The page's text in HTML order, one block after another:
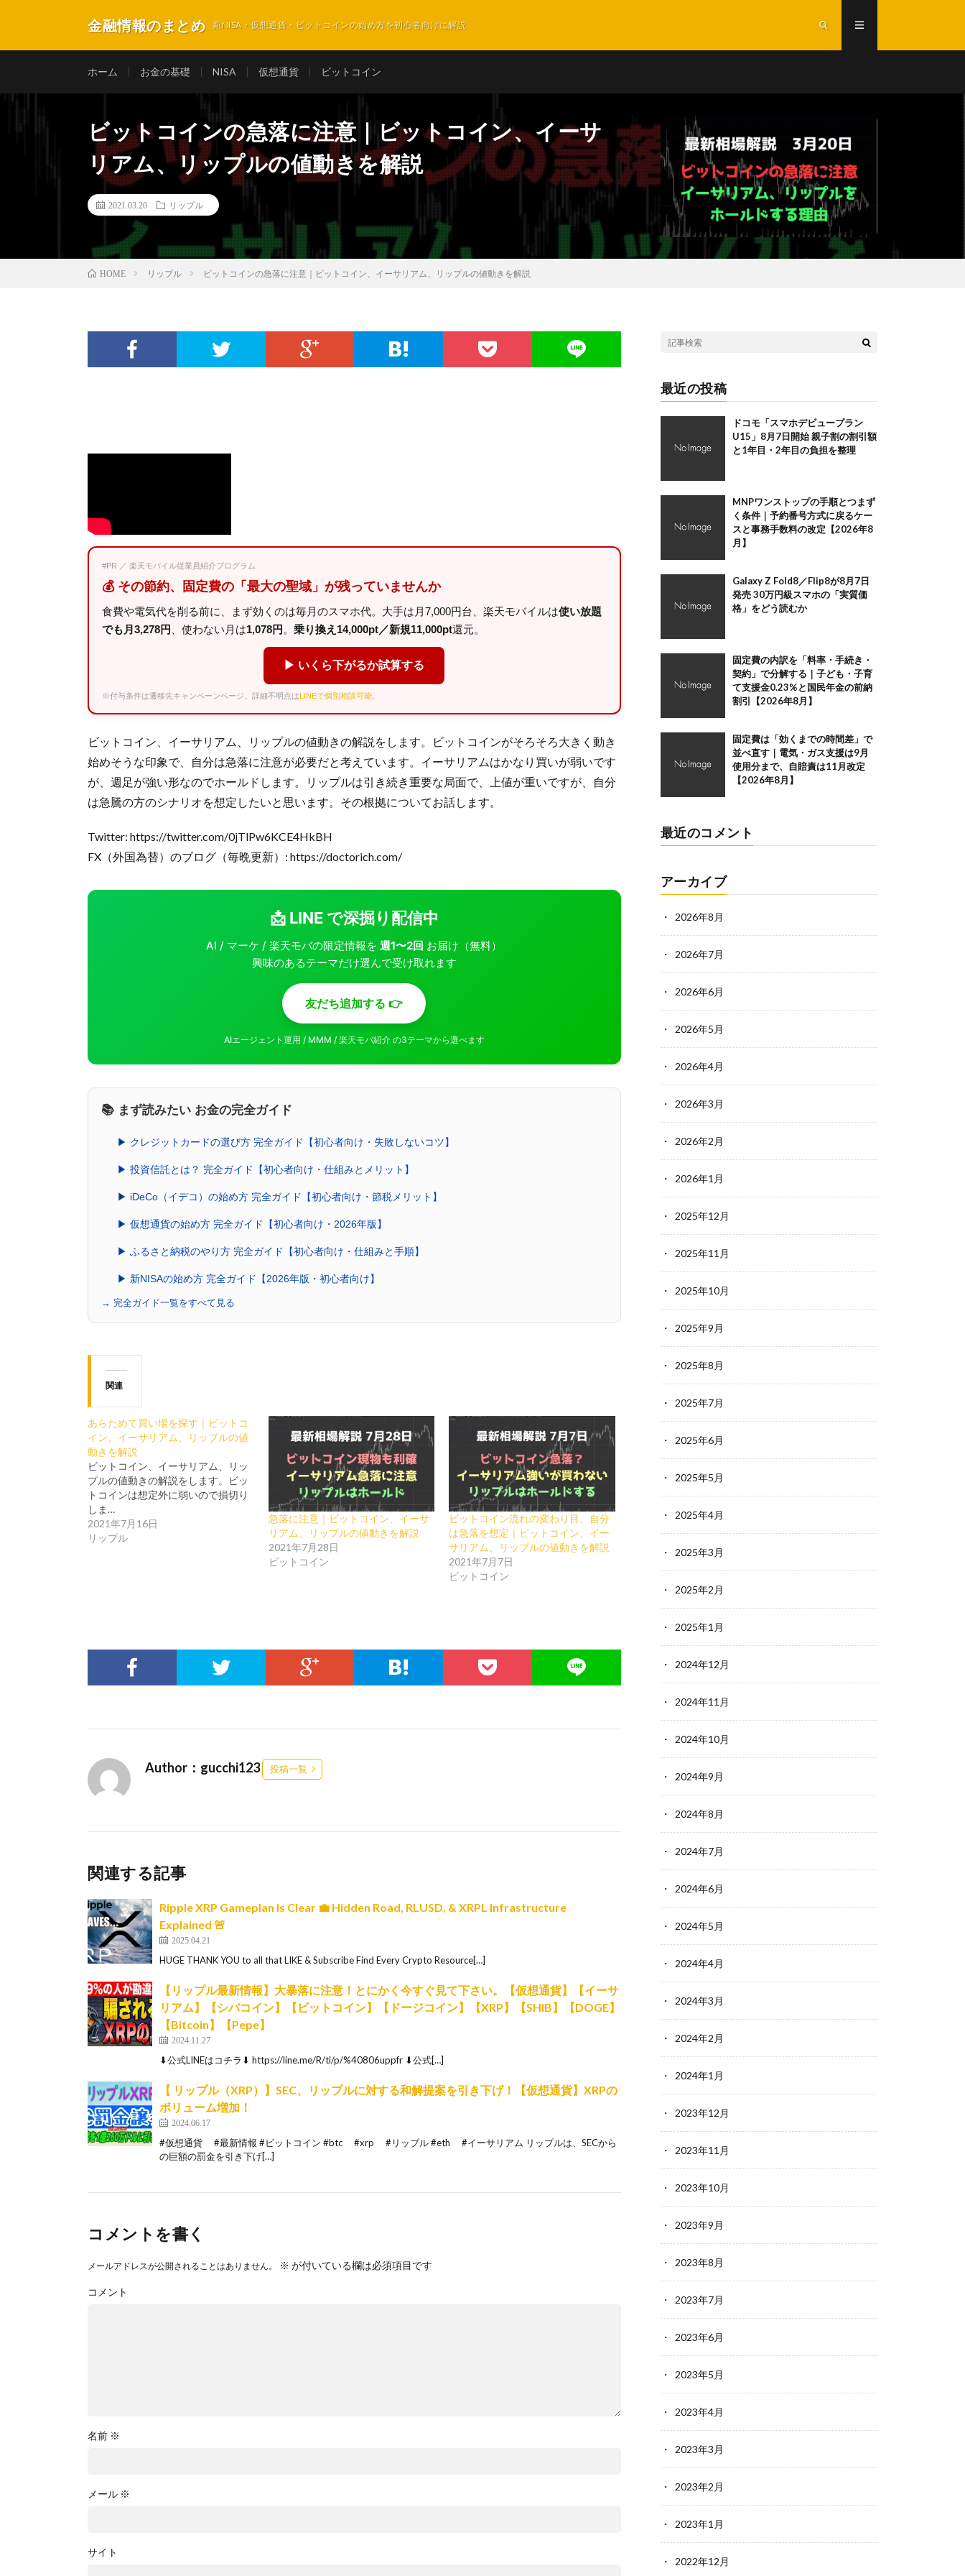
金融情報のまとめ 新NISA・仮想通貨・ビットコインの始め方を初心者向けに解説
ホーム お金の基礎 NISA 仮想通貨 ビットコイン
ビットコインの急落に注意｜ビットコイン、イーサ
リアム、リップルの値動きを解説
2021.03.20 リップル
HOME リップル ビットコインの急落に注意｜ビットコイン、イーサリアム、リップルの値動きを解説
#PR ／ 楽天モバイル従業員紹介プログラム
💰 その節約、固定費の「最大の聖域」が残っていませんか
食費や電気代を削る前に、まず効くのは毎月のスマホ代。大手は月7,000円台、楽天モバイルは使い放題
でも月3,278円
、使わない月は1,078円 。 乗り換え14,000pt／新規11,000pt還元。
▶ いくら下がるか試算する
※付与条件は遷移先キャンペーンページ。詳細不明点はLINEで個別相談可能
ビットコイン、イーサリアム、リップルの値動きの解説をします。ビットコインがそろそろ大きく動き
始めそうな印象で、自分は急落に注意が必要だと考えています。イーサリアムはかなり買いが弱いです
が、週足が強い形なのでホールドします。リップルは引き続き重要な局面で、上値が重いですが、自分
は急騰の方のシナリオを想定したいと思います。その根拠についてお話します。
Twitter: https://twitter.com/0jTlPw6KCE4HkBH
FX（外国為替）のブログ（毎晩更新）: https://doctorich.com/
📩 LINE で深掘り配信中
AI / マーケ / 楽天モバの限定情報を週1〜2回 お届け（無料）
興味のあるテーマだけ選んで受け取れます
友だち追加する 👉
AIエージェント運用 / MMM / 楽天モバ紹介 の3テーマから選べます
📚 まず読みたい お金の完全ガイド
▶ クレジットカードの選び方 完全ガイド【初心者向け・失敗しないコツ】
▶ 投資信託とは？ 完全ガイド【初心者向け・仕組みとメリット】
▶ iDeCo（イデコ）の始め方 完全ガイド【初心者向け・節税メリット】
▶ 仮想通貨の始め方 完全ガイド【初心者向け・2026年版】
▶ ふるさと納税のやり方 完全ガイド【初心者向け・仕組みと手順】
▶ 新NISAの始め方 完全ガイド【2026年版・初心者向け】
→ 完全ガイド一覧をすべて見る
関連
あらためて買い場を探す｜ビットコ
イン、イーサリアム、リップルの値
動きを解説
ビットコイン、イーサリアム、リッ
プルの値動きの解説をします。ビッ
トコインは想定外に弱いので損切り
しま…
2021年7月16日
リップル
急落に注意｜ビットコイン、イーサ
リアム、リップルの値動きを解説
2021年7月28日
ビットコイン
ビットコイン流れの変わり目、自分
は急落を想定｜ビットコイン、イー
サリアム、リップルの値動きを解説
2021年7月7日
ビットコイン
Author：gucchi123 投稿一覧
関連する記事
Ripple XRP Gameplan Is Clear 💼 Hidden Road, RLUSD, & XRPL Infrastructure
Explained 🚨
2025.04.21
HUGE THANK YOU to all that LIKE & Subscribe Find Every Crypto Resource[…]
【リップル最新情報】大暴落に注意！とにかく今すぐ見て下さい。【仮想通貨】【イーサ
リアム】【シバコイン】【ビットコイン】【ドージコイン】【XRP】【SHIB】【DOGE】
【Bitcoin】【Pepe】
2024.11.27
⬇︎公式LINEはコチラ⬇︎ https://line.me/R/ti/p/%40806uppfr ⬇︎公式[…]
【 リップル（XRP）】SEC、リップルに対する和解提案を引き下げ！【仮想通貨】XRPの
ボリューム増加！
2024.06.17
#仮想通貨 #最新情報 #ビットコイン #btc #xrp #リップル #eth #イーサリアム リップルは、SECから
の巨額の罰金を引き下げ[…]
コメントを書く
メールアドレスが公開されることはありません。 ※ が付いている欄は必須項目です
コメント
名前 ※
メール ※
サイト
最近の投稿
ドコモ「スマホデビュープラン
U15」8月7日開始 親子割の割引額
と1年目・2年目の負担を整理
MNPワンストップの手順とつまず
く条件｜予約番号方式に戻るケー
スと事務手数料の改定【2026年8
月】
Galaxy Z Fold8／Flip8が8月7日
発売 30万円級スマホの「実質価
格」をどう読むか
固定費の内訳を「料率・手続き・
契約」で分解する｜子ども・子育
て支援金0.23%と国民年金の前納
割引【2026年8月】
固定費は「効くまでの時間差」で
並べ直す｜電気・ガス支援は9月
使用分まで、自賠責は11月改定
【2026年8月】
最近のコメント
アーカイブ
2026年8月
2026年7月
2026年6月
2026年5月
2026年4月
2026年3月
2026年2月
2026年1月
2025年12月
2025年11月
2025年10月
2025年9月
2025年8月
2025年7月
2025年6月
2025年5月
2025年4月
2025年3月
2025年2月
2025年1月
2024年12月
2024年11月
2024年10月
2024年9月
2024年8月
2024年7月
2024年6月
2024年5月
2024年4月
2024年3月
2024年2月
2024年1月
2023年12月
2023年11月
2023年10月
2023年9月
2023年8月
2023年7月
2023年6月
2023年5月
2023年4月
2023年3月
2023年2月
2023年1月
2022年12月